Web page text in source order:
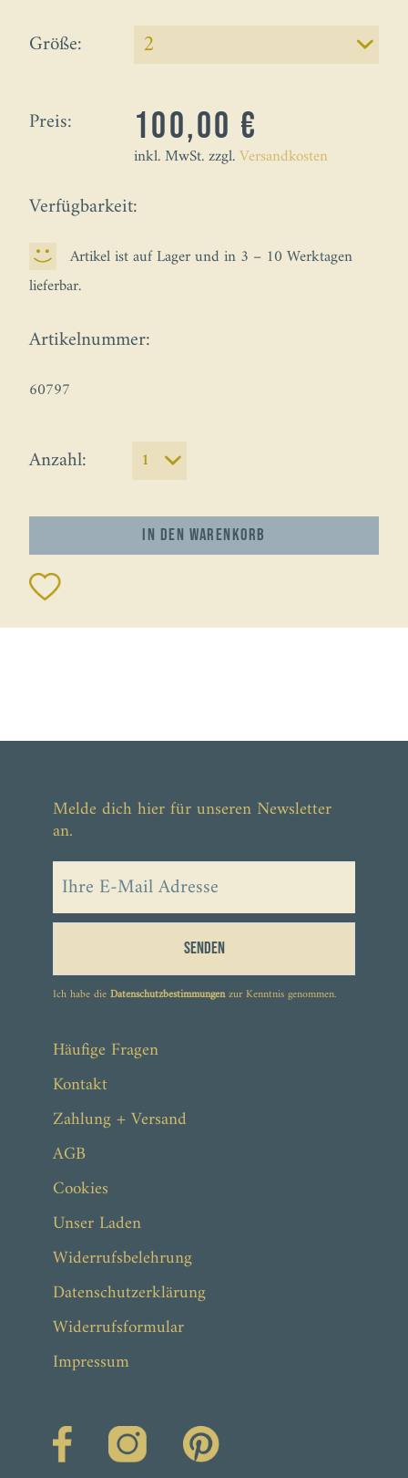
Größe:
Preis: 100,00 €
inkl. MwSt. zzgl.Versandkosten
Verfügbarkeit:
Artikel ist auf Lager und in 3 – 10 Werktagen
lieferbar.
Artikelnummer:
60797
Anzahl:
In den Warenkorb
Melde dich hier für unseren Newsletter
an.
Senden
Ich habe dieDatenschutzbestimmungenzur Kenntnis genommen.
Häufige Fragen
Kontakt
Zahlung + Versand
AGB
Cookies
Unser Laden
Widerrufsbelehrung
Datenschutzerklärung
Widerrufsformular
Impressum